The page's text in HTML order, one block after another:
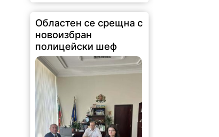
Областен се срещна с
новоизбран
полицейски шеф